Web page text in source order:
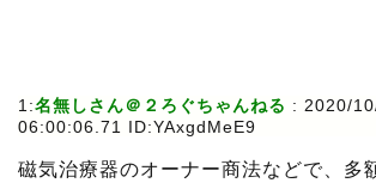
1:名無しさん＠２ろぐちゃんねる : 2020/
06:00:06.71 ID:YAxgdMeE9
磁気治療器のオーナー商法などで、多